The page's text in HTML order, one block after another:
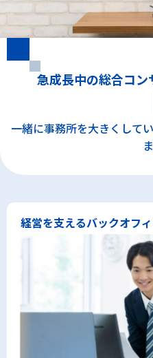
急成長中の総合コン
一緒に事務所を大きくして
経営を支えるバックオフ